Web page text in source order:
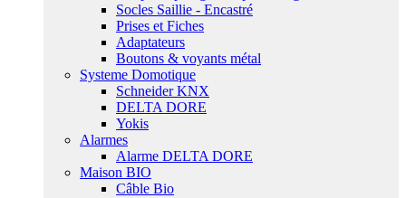
Socles Saillie - Encastré
Prises et Fiches
Adaptateurs
Boutons & voyants métal
Systeme Domotique
Schneider KNX
DELTA DORE
Yokis
Alarmes
Alarme DELTA DORE
Maison BIO
Câble Bio